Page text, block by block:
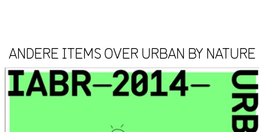
ANDERE ITEMS OVER URBAN BY NATURE